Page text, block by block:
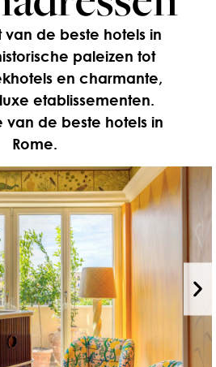
van de beste hotels in
paleizen tot
en charmante,
etablissementen.
van de beste hotels in
Rome.